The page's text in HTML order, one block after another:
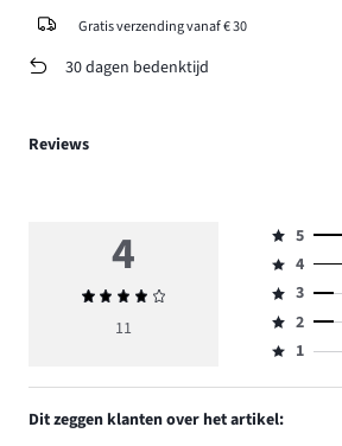
Gratis verzending vanaf € 30
30 dagen bedenktijd
Reviews
4
Gemiddelde
beoordeling
11
5,
aantal
reviews
3.
5
4,
aantal
reviews
4
3,
aantal
3
2,
2.
2
1,
aantal
reviews
1
Dit zeggen klanten over het artikel: